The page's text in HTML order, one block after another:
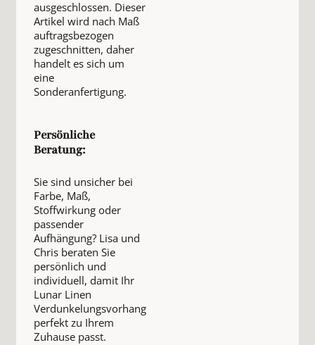
ausgeschlossen. Dieser
Artikel wird nach Maß
auftragsbezogen
zugeschnitten, daher
handelt es sich um
eine
Sonderanfertigung.
Persönliche
Beratung:
Sie sind unsicher bei
Farbe, Maß,
Stoffwirkung oder
passender
Aufhängung? Lisa und
Chris beraten Sie
persönlich und
individuell, damit Ihr
Lunar Linen
Verdunkelungsvorhang
perfekt zu Ihrem
Zuhause passt.